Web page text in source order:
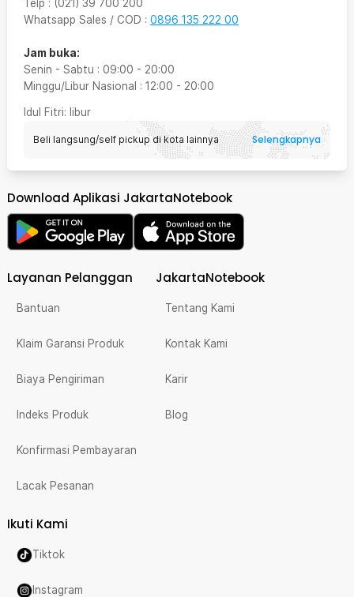
Telp : (021) 39 700 200
Whatsapp Sales / COD : 0896 135 222 00
Jam buka:
Senin - Sabtu : 09:00 - 20:00
Minggu/Libur Nasional : 12:00 - 20:00
Idul Fitri: libur
Beli langsung/self pickup di kota lainnya Selengkapnya
Download Aplikasi JakartaNotebook
Layanan Pelanggan
Bantuan
Klaim Garansi Produk
Biaya Pengiriman
Indeks Produk
Konfirmasi Pembayaran
Lacak Pesanan
JakartaNotebook
Tentang Kami
Kontak Kami
Karir
Blog
Ikuti Kami
Tiktok
Instagram